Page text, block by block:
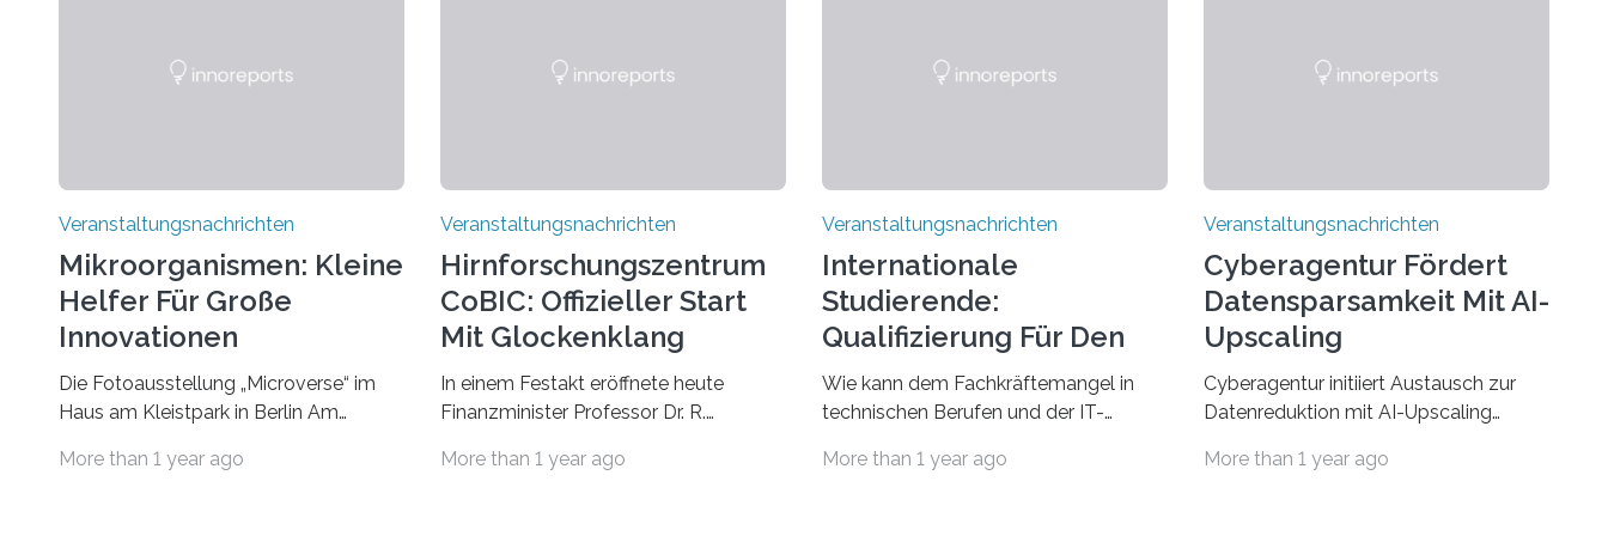
Veranstaltungsnachrichten
Mikroorganismen: Kleine
Helfer Für Große
Innovationen
Die Fotoausstellung „Microverse“ im
Haus am Kleistpark in Berlin Am
Kleistpark, Berlin-Schöneberg, die
More than 1 year ago
Veranstaltungsnachrichten
Hirnforschungszentrum
CoBIC: Offizieller Start
Mit Glockenklang
In einem Festakt eröffnete heute
Finanzminister Professor Dr. R.
Imaging Center (CoBIC) auf dem
More than 1 year ago
Veranstaltungsnachrichten
Internationale
Studierende:
Qualifizierung Für Den
Arbeitsmarkt
Wie kann dem Fachkräftemangel in
technischen Berufen und der IT-
Beispiel durch internationale
More than 1 year ago
Veranstaltungsnachrichten
Cyberagentur Fördert
Datensparsamkeit Mit AI-
Upscaling
Cyberagentur initiiert Austausch zur
Datenreduktion mit AI-Upscaling
Forschungsprogramm DDK –
More than 1 year ago